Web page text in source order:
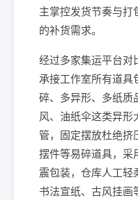
主掌控发货节奏与打
的补货需求。
经过多家集运平台
承接工作室所有道具
碎、多异形、多纸质
风、油纸伞这类异形
管，固定摆放杜绝挤
摆件等易碎道具，采
震包装，仓库人工轻
书法宣纸、古风挂画